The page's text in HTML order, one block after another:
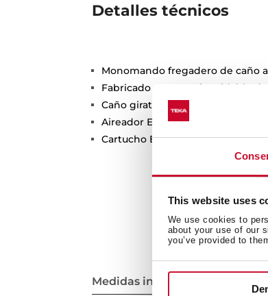
This website uses
We use cookies to
about your use of our
you’ve provided to
Detalles técnicos
Monomando fregadero de caño
Fabricado en acero inoxidable de
Caño giratorio 360º
Aireador Eco anti-calcáreo con
Cartucho Eco (C3) de apertura
Medidas interiores